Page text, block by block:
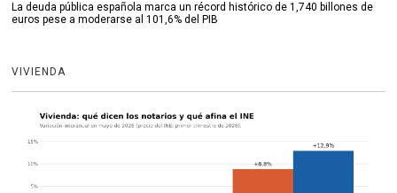
La deuda pública española marca un récord histórico de 1,740 billones de
euros pese a moderarse al 101,6% del PIB
VIVIENDA